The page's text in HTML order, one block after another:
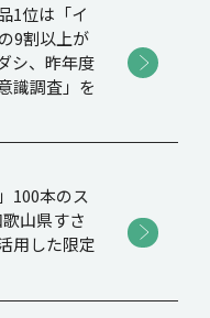
1位は「イ
9割以上が
シ、昨年度
識調査」を
100本のス
山県すさ
用した限定